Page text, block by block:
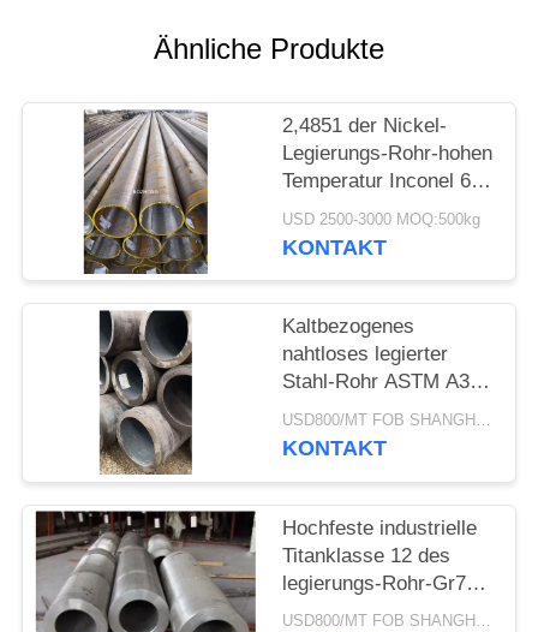
Ähnliche Produkte
2,4851 der Nickel-
Legierungs-Rohr-hohen
Temperatur Inconel 601
nahtloser Widerstand
USD 2500-3000 MOQ:500kg
KONTAKT
Kaltbezogenes
nahtloses legierter
Stahl-Rohr ASTM A335
P5 für Erdölraffinerie-
Hochdruckkessel
USD800/MT FOB SHANGHAI MOQ:100 PC
KONTAKT
Hochfeste industrielle
Titanklasse 12 des
legierungs-Rohr-Gr7
ASTM
USD800/MT FOB SHANGHAI MOQ:1000 Kilogramm